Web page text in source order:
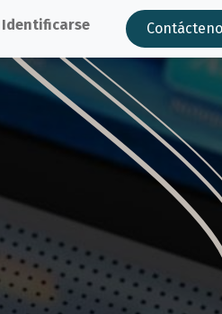
Identificarse